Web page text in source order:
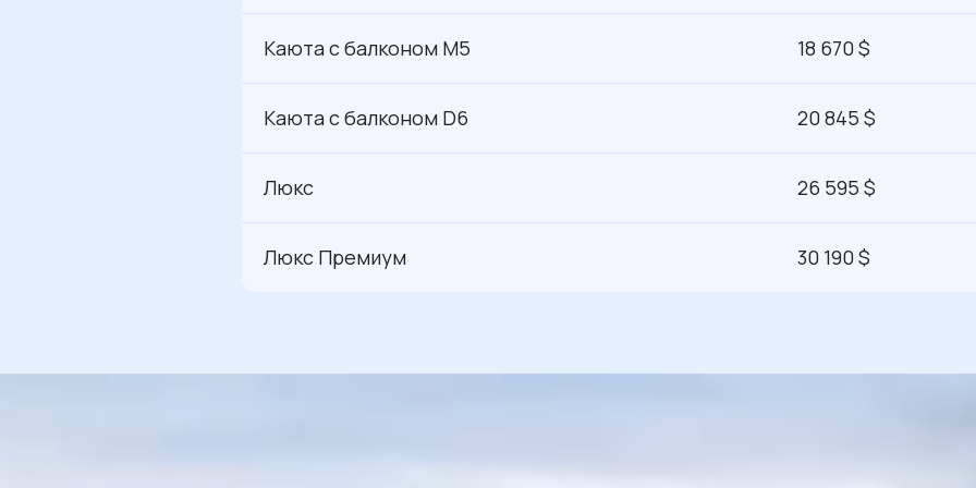
Каюта с балконом M5 18 670 $
Каюта с балконом D6 20 845 $
Люкс 26 595 $
Люкс Премиум 30 190 $